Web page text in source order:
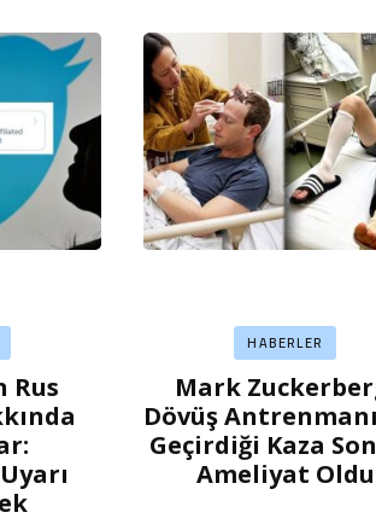
Rus
HABERLER
Mark
Dövüş
Geçirdiği Kaza
Ameliyat Oldu